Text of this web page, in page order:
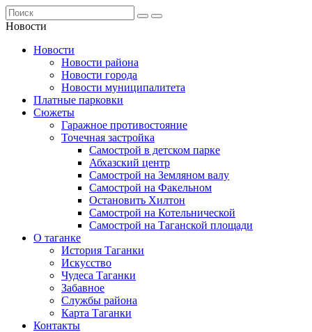
Новости
Новости
Новости района
Новости города
Новости муниципалитета
Платные парковки
Сюжеты
Гаражное противостояние
Точечная застройка
Самострой в детском парке
Абхазский центр
Самострой на Земляном валу
Самострой на Факельном
Остановить Хилтон
Самострой на Котельнической
Самострой на Таганской площади
О таганке
История Таганки
Искусство
Чудеса Таганки
Забавное
Службы района
Карта Таганки
Контакты